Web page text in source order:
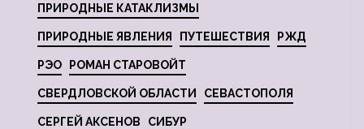
ПРИРОДНЫЕ КАТАКЛИЗМЫ
ПРИРОДНЫЕ ЯВЛЕНИЯ ПУТЕШЕСТВИЯ РЖД
РЭО РОМАН СТАРОВОЙТ
СВЕРДЛОВСКОЙ ОБЛАСТИ СЕВАСТОПОЛЯ
СЕРГЕЙ АКСЕНОВ СИБУР